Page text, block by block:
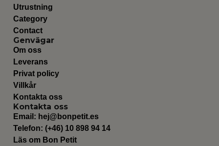
Utrustning
Category
Contact
Genvägar
Om oss
Leverans
Privat policy
Villkår
Kontakta oss
Kontakta oss
Email: hej@bonpetit.es
Telefon: (+46) 10 898 94 14
Läs om Bon Petit